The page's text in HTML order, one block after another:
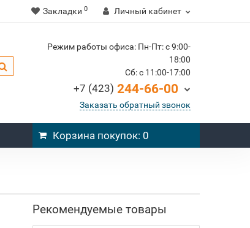
Закладки 0 Личный кабинет
Режим работы офиса: Пн-Пт: c 9:00-
18:00
Cб: c 11:00-17:00
+7 (423) 244-66-00
Заказать обратный звонок
Корзина покупок: 0
Рекомендуемые товары